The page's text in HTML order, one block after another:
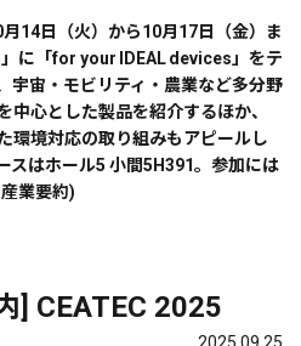
14日（火）から10月17日（金）ま
に「for your IDEAL devices」をテ
宇宙・モビリティ・農業など多分野
中心とした製品を紹介するほか、
環境対応の取り組みもアピールし
スはホール5 小間5H391。参加には
業要約)
] CEATEC 2025